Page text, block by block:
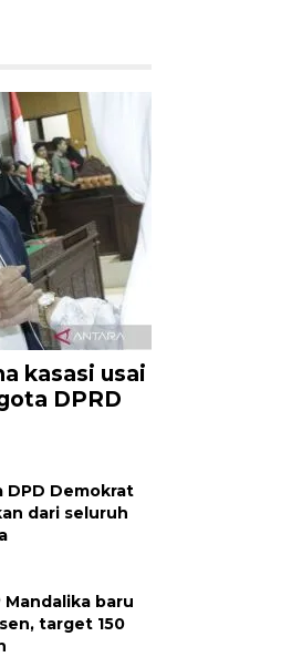
kasasi usai
DPRD
DPD Demokrat
dari seluruh
baru
target 150